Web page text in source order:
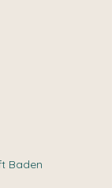
Baden